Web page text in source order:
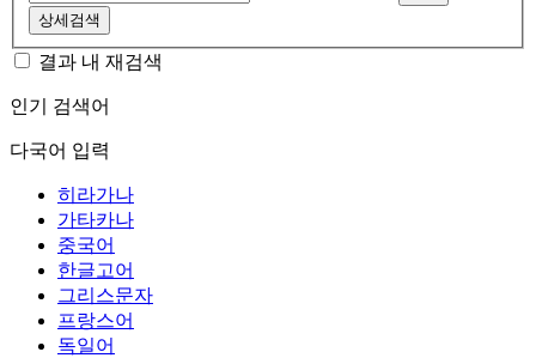
상세검색
결과 내 재검색
인기 검색어
다국어 입력
히라가나
가타카나
중국어
한글고어
그리스문자
프랑스어
독일어